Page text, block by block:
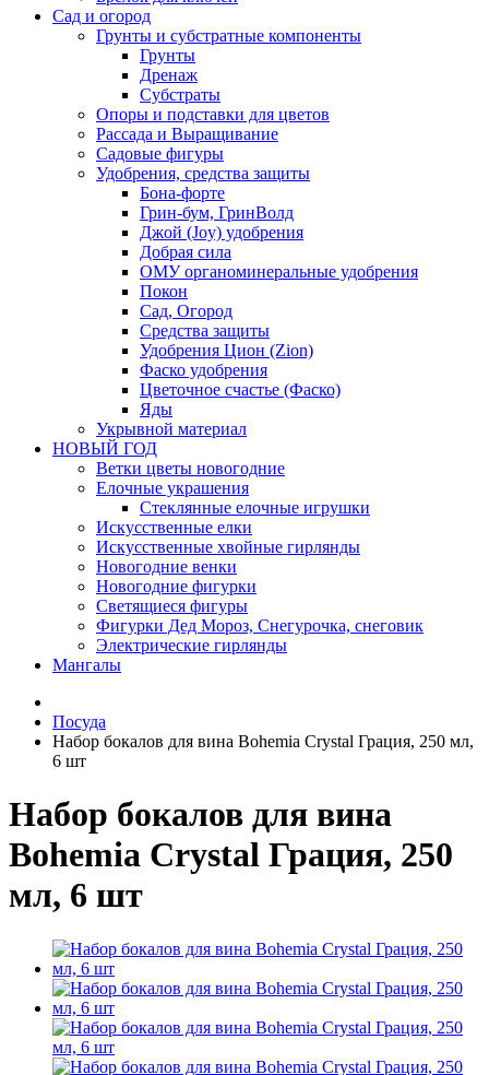
Сад и огород
Грунты и субстратные компоненты
Грунты
Дренаж
Субстраты
Опоры и подставки для цветов
Рассада и Выращивание
Садовые фигуры
Удобрения, средства защиты
Бона-форте
Грин-бум, ГринВолд
Джой (Joy) удобрения
Добрая сила
ОМУ органоминеральные удобрения
Покон
Сад, Огород
Средства защиты
Удобрения Цион (Zion)
Фаско удобрения
Цветочное счастье (Фаско)
Яды
Укрывной материал
НОВЫЙ ГОД
Ветки цветы новогодние
Елочные украшения
Стеклянные елочные игрушки
Искусственные елки
Искусственные хвойные гирлянды
Новогодние венки
Новогодние фигурки
Светящиеся фигуры
Фигурки Дед Мороз, Снегурочка, снеговик
Электрические гирлянды
Мангалы
Посуда
Набор бокалов для вина Bohemia Crystal Грация, 250 мл,
6 шт
Набор бокалов для вина
Bohemia Crystal Грация, 250
мл, 6 шт